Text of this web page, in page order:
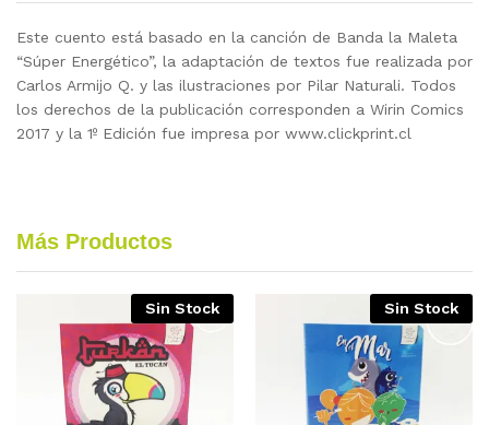
Este cuento está basado en la canción de Banda la Maleta
“Súper Energético”, la adaptación de textos fue realizada por
Carlos Armijo Q. y las ilustraciones por Pilar Naturali. Todos
los derechos de la publicación corresponden a Wirin Comics
2017 y la 1º Edición fue impresa por www.clickprint.cl
Más Productos
Sin Stock Sin Stock